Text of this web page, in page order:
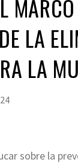
LA
LA
sobre la